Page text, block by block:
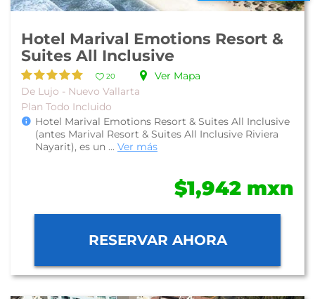
Hotel Marival Emotions Resort &
Suites All Inclusive
20
Ver Mapa
De Lujo - Nuevo Vallarta
Plan Todo Incluido
Hotel Marival Emotions Resort & Suites All Inclusive
(antes Marival Resort & Suites All Inclusive Riviera
Nayarit), es un ... Ver más
$1,942 mxn
RESERVAR AHORA